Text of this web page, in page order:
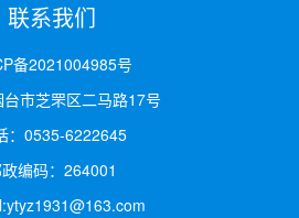
联系我们
备2021004985号
市芝罘区二马路17号
：0535-6222645
编码：264001